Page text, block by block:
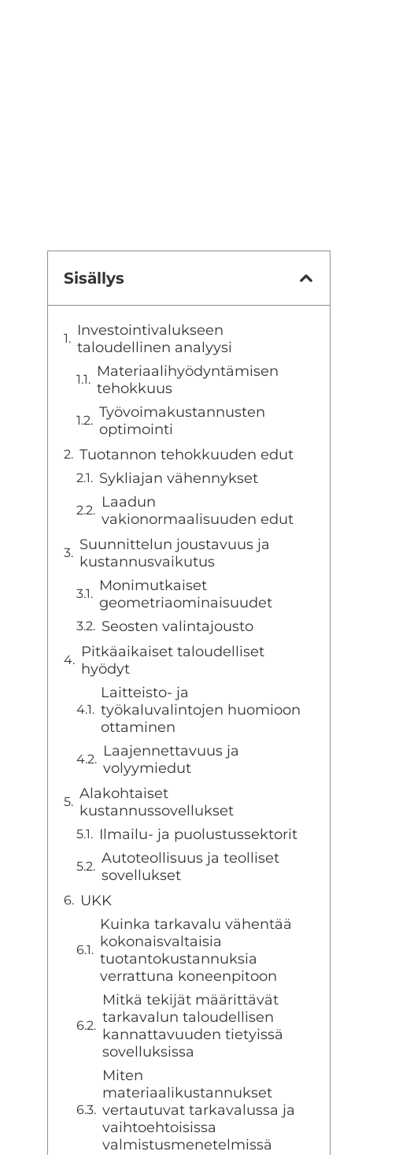
Sisällys
Investointivalukseen
taloudellinen analyysi
Materiaalihyödyntämisen
tehokkuus
Työvoimakustannusten
optimointi
Tuotannon tehokkuuden edut
Sykliajan vähennykset
Laadun
vakionormaalisuuden edut
Suunnittelun joustavuus ja
kustannusvaikutus
Monimutkaiset
geometriaominaisuudet
Seosten valintajousto
Pitkäaikaiset taloudelliset
hyödyt
Laitteisto- ja
työkaluvalintojen huomioon
ottaminen
Laajennettavuus ja
volyymiedut
Alakohtaiset
kustannussovellukset
Ilmailu- ja puolustussektorit
Autoteollisuus ja teolliset
sovellukset
UKK
Kuinka tarkavalu vähentää
kokonaisvaltaisia
tuotantokustannuksia
verrattuna koneenpitoon
Mitkä tekijät määrittävät
tarkavalun taloudellisen
kannattavuuden tietyissä
sovelluksissa
Miten
materiaalikustannukset
vertautuvat tarkavalussa ja
vaihtoehtoisissa
valmistusmenetelmissä